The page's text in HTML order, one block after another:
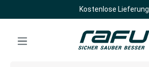
Zum Hauptinhalt springenKostenlose Lieferung